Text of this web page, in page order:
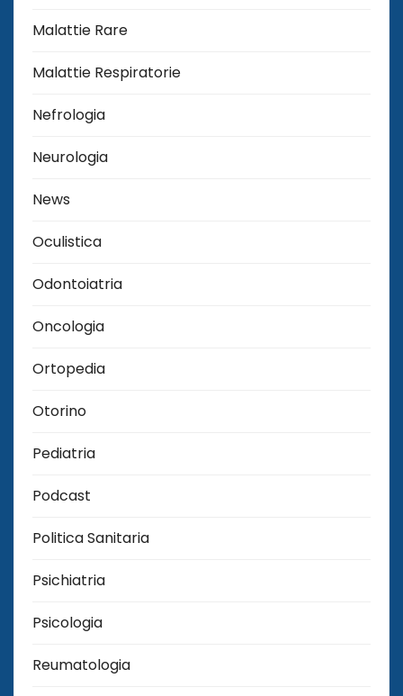
Malattie Rare
Malattie Respiratorie
Nefrologia
Neurologia
News
Oculistica
Odontoiatria
Oncologia
Ortopedia
Otorino
Pediatria
Podcast
Politica Sanitaria
Psichiatria
Psicologia
Reumatologia